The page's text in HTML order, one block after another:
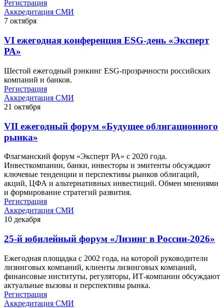
Регистрация
Аккредитация СМИ
7 октября
VI ежегодная конференция ESG-день «Эксперт
РА»
Шестой ежегодный рэнкинг ESG-прозрачности российских
компаний и банков.
Регистрация
Аккредитация СМИ
21 октября
VII ежегодный форум «Будущее облигационного
рынка»
Флагманский форум «Эксперт РА» с 2020 года.
Инвесткомпании, банки, инвесторы и эмитенты обсуждают
ключевые тенденции и перспективы рынков облигаций,
акций, ЦФА и альтернативных инвестиций. Обмен мнениями
и формирование стратегий развития.
Регистрация
Аккредитация СМИ
10 декабря
25-й юбилейный форум «Лизинг в России-2026»
Ежегодная площадка с 2002 года, на которой руководители
лизинговых компаний, клиенты лизинговых компаний,
финансовые институты, регуляторы, ИТ-компании обсуждают
актуальные вызовы и перспективы рынка.
Регистрация
Аккредитация СМИ